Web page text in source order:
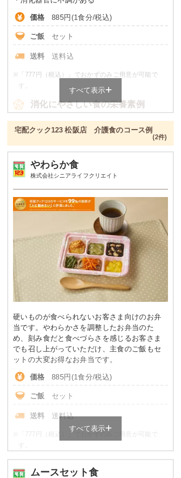
て異なる場合がございます。 一部取り扱いが無い店
トラウトサーモンバター醤油焼き
ほうれん草と油揚げのお浸し
根菜の煮物
鶏肉と野菜の炒め物
栄養素
質：17.8g、炭水化物：90.5g、ナトリウム：
738mg、カリウム：480mg、リン：178mg、食
塩相当量：1.9g
※メニューの補足
ご飯セットの栄養素です。お弁当献立の一例と
その栄養価のため、実際にご提供可能なメニュ
ーではないのでご注意ください。
価格 885円(1食分/税込)
ご飯 セット
送料 送料込
※ 「777円（税込）」でおかずのみご用意が可能で
す。
消化にやさしい食の栄養素例
品数 4～6品
カロリー 426～484kcal
塩分
タンパク質 -
脂質 -
-
リン -
カリウム -
コレステロール -
※カロリーは目安の数値であるため、メニューによっ
て異なる場合がございます。 ごはんセットでの栄養
価です。
消化にやさしい食のメニュー例
白菜と豚肉のみぞれがけ
マカロニのケチャップ和え
鶏肉と野菜の寄せ煮
ほうれん草の柚子味噌和え
エネルギー：427kcal、たんぱく質：14.6g、脂
質：3.9g、炭水化物：80.3g、ナトリウム：
708mg、食塩相当量：1.8g
すべて表示
宅配クック123 松阪店 介護食のコース例
(2件)
やわらか食
株式会社シニアライフクリエイト
硬いものが食べられないお客さま向けのお弁
当です。やわらかさを調整したお弁当のた
め、刻み食だと食べづらさを感じるお客さま
でも召し上がっていただけ、主食のご飯もセ
ットの大変お得なお弁当です。
価格 885円(1食分/税込)
ご飯 セット
送料 送料込
※
「777円（税込）」でおかずのみご用意が可能で
すべて表示
ムースセット食